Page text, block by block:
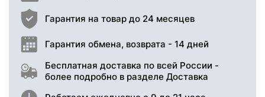
Гарантия на товар до 24 месяцев
Гарантия обмена, возврата - 14 дней
Бесплатная доставка по всей России -
более подробно в разделе Доставка